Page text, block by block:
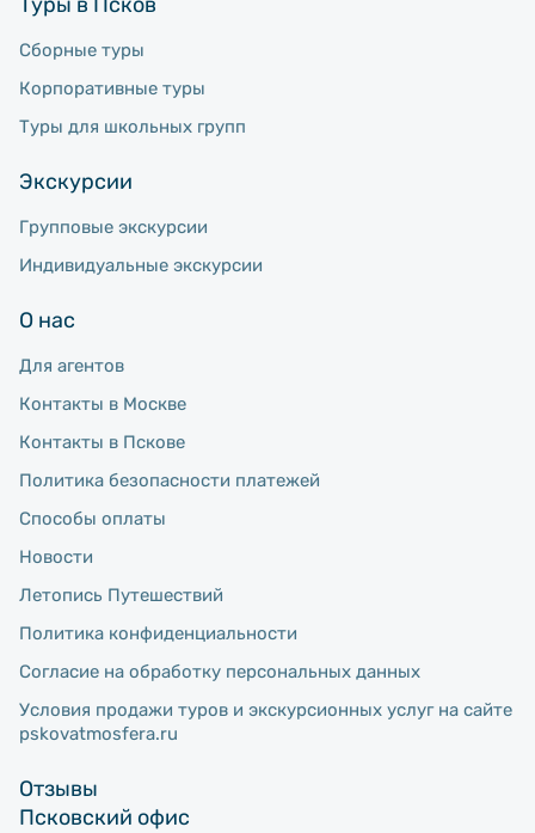
Сборные туры
Корпоративные туры
Туры для школьных групп
Экскурсии
Групповые экскурсии
Индивидуальные экскурсии
О нас
Для агентов
Контакты в Москве
Контакты в Пскове
Политика безопасности платежей
Способы оплаты
Новости
Летопись Путешествий
Политика конфиденциальности
Согласие на обработку персональных данных
Условия продажи туров и экскурсионных услуг на сайте
pskovatmosfera.ru
Отзывы
Псковский офис